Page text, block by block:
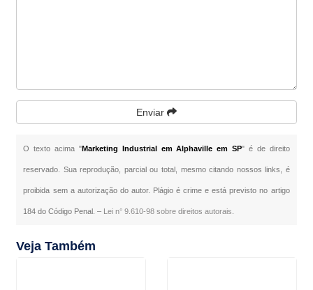
Enviar
O texto acima "Marketing Industrial em Alphaville em SP" é de direito
reservado. Sua reprodução, parcial ou total, mesmo citando nossos links, é
proibida sem a autorização do autor. Plágio é crime e está previsto no artigo
184 do Código Penal. – Lei n° 9.610-98 sobre direitos autorais
Veja Também